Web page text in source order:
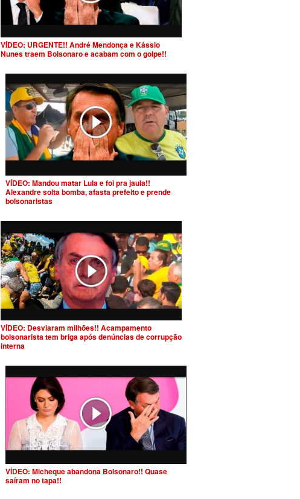
VÍDEO: URGENTE!! André Mendonça e Kássio
Nunes traem Bolsonaro e acabam com o golpe!!
VÍDEO: Mandou matar Lula e foi pra jaula!!
Alexandre solta bomba, afasta prefeito e prende
bolsonaristas
VÍDEO: Desviaram milhões!! Acampamento
bolsonarista tem briga após denúncias de corrupção
interna
VÍDEO: Micheque abandona Bolsonaro!! Quase
saíram no tapa!!